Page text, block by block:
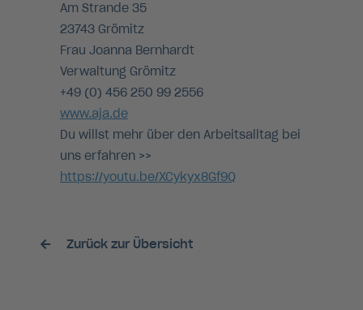
Am Strande 35
23743 Grömitz
Frau Joanna Bernhardt
Verwaltung Grömitz
+49 (0) 456 250 99 2556
www.aja.de
Du willst mehr über den Arbeitsalltag bei
uns erfahren >>
https://youtu.be/XCykyx8Gf9Q
Zurück zur Übersicht